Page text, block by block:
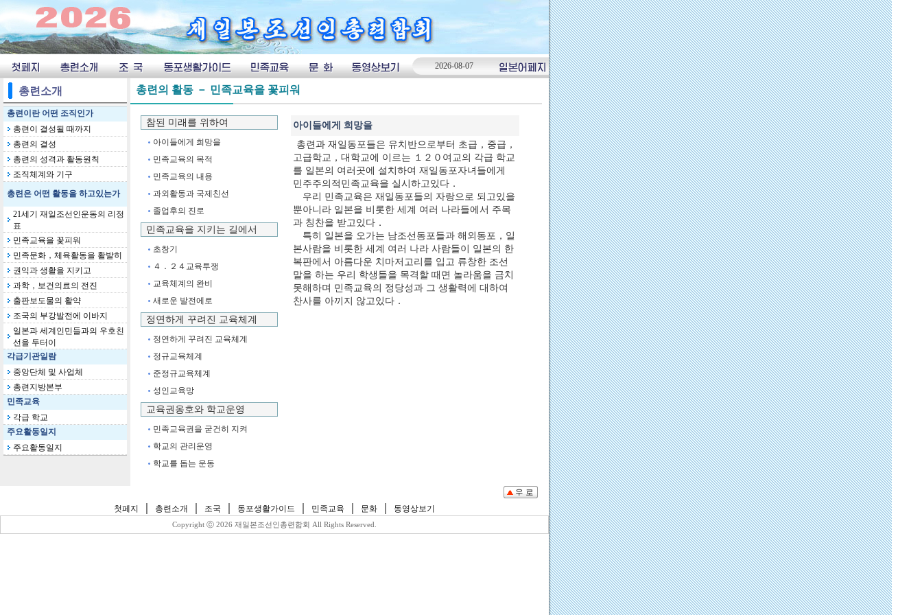
2026-08-07
총련소개
총련이란 어떤 조직인가
총련이 결성될 때까지
총련의 결성
총련의 성격과 활동원칙
조직체계와 기구
총련은 어떤 활동을 하고있는가
21세기 재일조선인운동의 리정
표
민족교육을 꽃피워
민족문화，체육활동을 활발히
권익과 생활을 지키고
과학，보건의료의 전진
출판보도물의 활약
조국의 부강발전에 이바지
일본과 세계인민들과의 우호친
선을 두터이
각급기관일람
중앙단체 및 사업체
총련지방본부
민족교육
각급 학교
주요활동일지
주요활동일지
총련의 활동 － 민족교육을 꽃피워
참된 미래를 위하여
아이들에게 희망을
민족교육의 목적
민족교육의 내용
과외활동과 국제친선
졸업후의 진로
민족교육을 지키는 길에서
초창기
４．２４교육투쟁
교육체계의 완비
새로운 발전에로
정연하게 꾸려진 교육체계
정연하게 꾸려진 교육체계
정규교육체계
준정규교육체계
성인교육망
교육권옹호와 학교운영
민족교육권을 굳건히 지켜
학교의 관리운영
학교를 돕는 운동
첫페지 총련소개 조국 동포생활가이드 민족교육 문화 동영상보기
Copyright ⓒ 2026 재일본조선인총련합회 All Rights Reserved.